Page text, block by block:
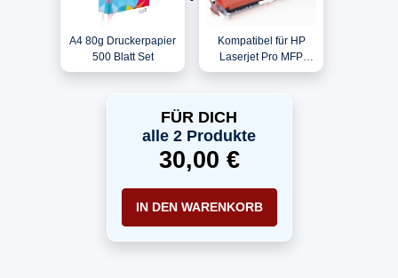
A4 80g Druckerpapier
500 Blatt Set
Kompatibel für HP
Laserjet Pro MFP
M153 / CF353A / 130A
FÜR DICH
alle 2 Produkte
30,00 €
IN DEN WARENKORB